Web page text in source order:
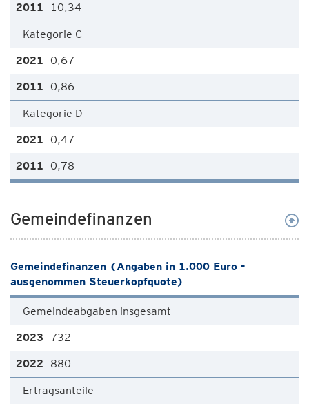
10,34
Kategorie C
0,67
0,86
Kategorie D
0,47
0,78
Gemeindefinanzen
Gemeindefinanzen (Angaben in 1.000 Euro -
ausgenommen Steuerkopfquote)
Gemeindeabgaben insgesamt
732
880
Ertragsanteile